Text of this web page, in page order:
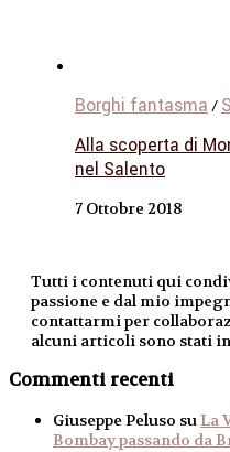
Borghi fantasma /
Alla scoperta di
nel Salento
7 Ottobre 2018
Tutti i contenuti qui
passione e dal mio
contattarmi per
alcuni articoli sono stati
Commenti recenti
Giuseppe Peluso suLa
Bombay passando da